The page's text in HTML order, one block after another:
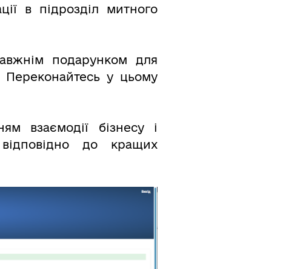
в підрозділ митного
подарунком для
Переконайтесь у цьому
взаємодії бізнесу і
до кращих